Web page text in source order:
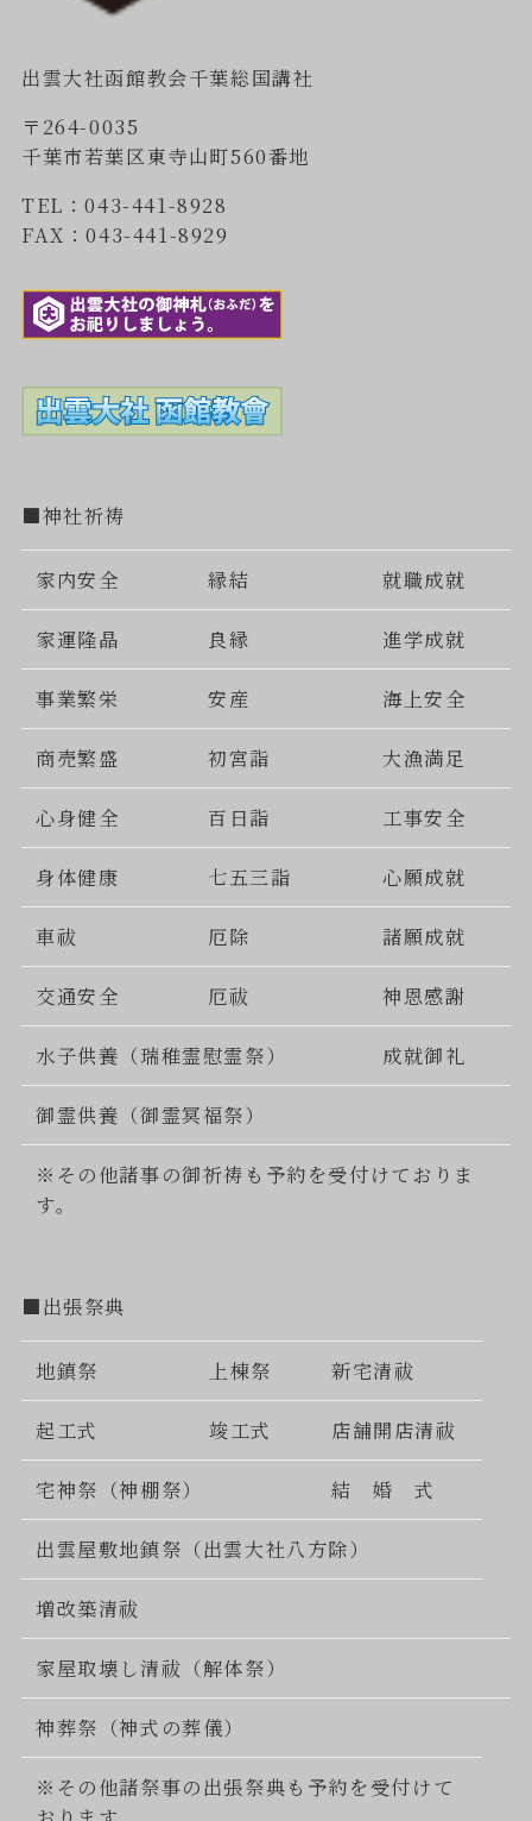
出雲大社函館教会千葉総国講社
〒264-0035
千葉市若葉区東寺山町560番地
TEL：043-441-8928
FAX：043-441-8929
■神社祈祷
家内安全 縁結 就職成就
家運隆晶 良縁 進学成就
事業繁栄 安産 海上安全
商売繁盛 初宮詣 大漁満足
心身健全 百日詣 工事安全
身体健康 七五三詣 心願成就
車祓 厄除 諸願成就
交通安全 厄祓 神恩感謝
水子供養（瑞稚霊慰霊祭） 成就御礼
御霊供養（御霊冥福祭）
※その他諸事の御祈祷も予約を受付けておりま
す。
■出張祭典
地鎮祭 上棟祭 新宅清祓
起工式 竣工式 店舗開店清祓
宅神祭（神棚祭） 結 婚 式
出雲屋敷地鎮祭（出雲大社八方除）
増改築清祓
家屋取壊し清祓（解体祭）
神葬祭（神式の葬儀）
※その他諸祭事の出張祭典も予約を受付けて